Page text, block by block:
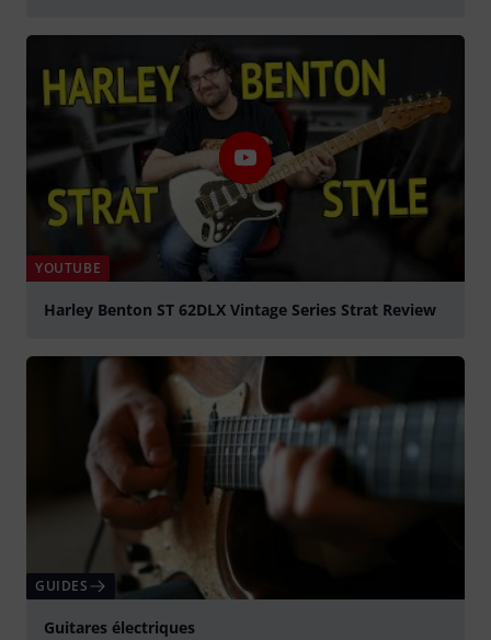
YOUTUBE
Harley Benton ST 62DLX Vintage Series Strat Review
GUIDES
Guitares électriques